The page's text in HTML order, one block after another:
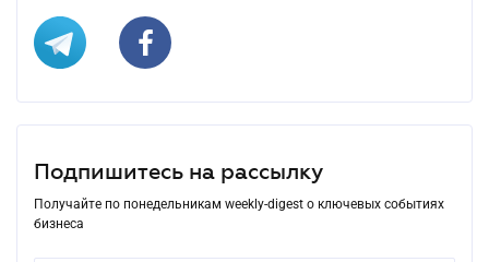
Подпишитесь на рассылку
Получайте по понедельникам weekly-digest о ключевых событиях
бизнеса